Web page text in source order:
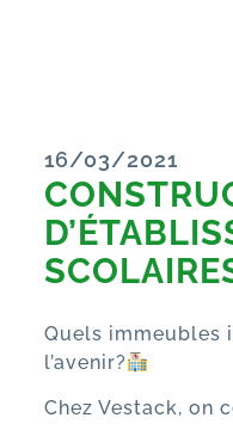
16/03/2021
Quels immeubles
l’avenir?
Chez Vestack, on